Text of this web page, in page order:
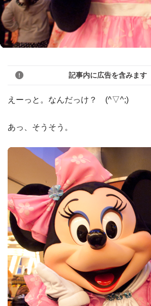
記事内に広告を含みます
えーっと。なんだっけ？ (^▽^;)
あっ、そうそう。